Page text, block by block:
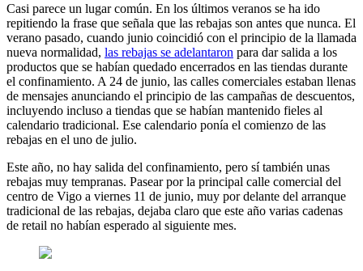
Casi parece un lugar común. En los últimos veranos se ha ido
repitiendo la frase que señala que las rebajas son antes que nunca. El
verano pasado, cuando junio coincidió con el principio de la llamada
nueva normalidad, las rebajas se adelantaron para dar salida a los
productos que se habían quedado encerrados en las tiendas durante
el confinamiento. A 24 de junio, las calles comerciales estaban llenas
de mensajes anunciando el principio de las campañas de descuentos,
incluyendo incluso a tiendas que se habían mantenido fieles al
calendario tradicional. Ese calendario ponía el comienzo de las
rebajas en el uno de julio.
Este año, no hay salida del confinamiento, pero sí también unas
rebajas muy tempranas. Pasear por la principal calle comercial del
centro de Vigo a viernes 11 de junio, muy por delante del arranque
tradicional de las rebajas, dejaba claro que este año varias cadenas
de retail no habían esperado al siguiente mes.